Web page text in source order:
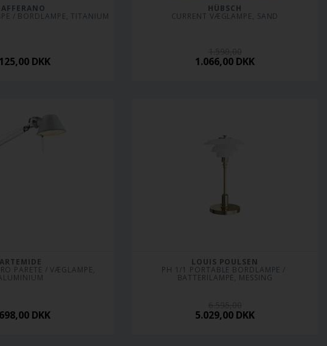
/ BORDLAMPE, TITANIUM
DKK
HÜBSCH
CURRENT VÆGLAMPE, SAND
1.066,00 DKK
ARTEMIDE
PARETE / VÆGLAMPE,
DKK
LOUIS POULSEN
PH 1/1 PORTABLE BORDLAMPE /
BATTERILAMPE, MESSING
5.029,00 DKK